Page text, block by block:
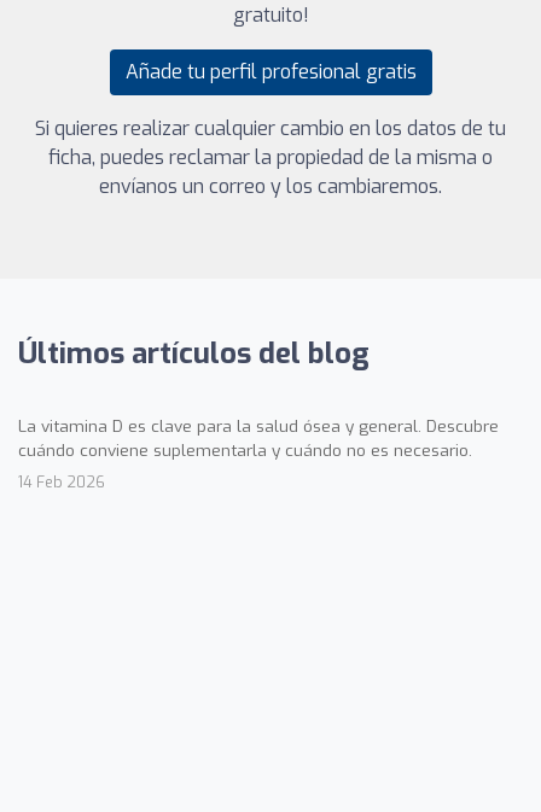
gratuito!
Añade tu perfil profesional gratis
Si quieres realizar cualquier cambio en los datos de tu
ficha, puedes reclamar la propiedad de la misma o
envíanos un correo y los cambiaremos.
Últimos artículos del blog
La vitamina D es clave para la salud ósea y general. Descubre
cuándo conviene suplementarla y cuándo no es necesario.
14 Feb 2026